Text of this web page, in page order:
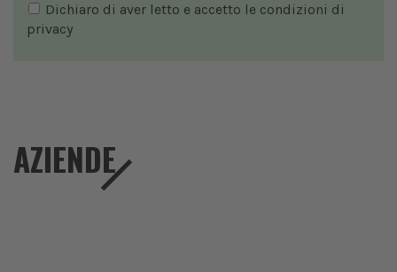
Dichiaro di aver letto e accetto le condizioni di
privacy
AZIENDE